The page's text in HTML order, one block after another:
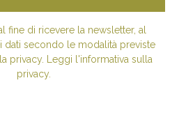
fine di ricevere la newsletter, al
dati secondo le modalità previste
privacy. Leggi l'informativa sulla
privacy.